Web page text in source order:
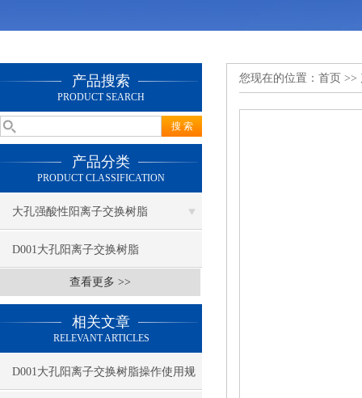
产品搜索
PRODUCT SEARCH
产品分类
PRODUCT CLASSIFICATION
大孔强酸性阳离子交换树脂
D001大孔阳离子交换树脂
查看更多 >>
相关文章
RELEVANT ARTICLES
D001大孔阳离子交换树脂操作使用规
您现在的位置： 首页 >>